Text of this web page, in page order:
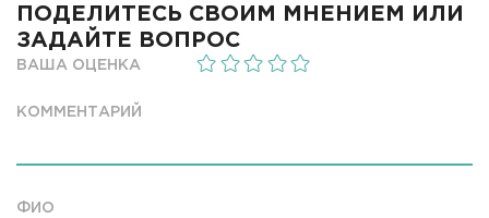
ПОДЕЛИТЕСЬ СВОИМ МНЕНИЕМ ИЛИ
ЗАДАЙТЕ ВОПРОС
ВАША ОЦЕНКА
КОММЕНТАРИЙ
ФИО